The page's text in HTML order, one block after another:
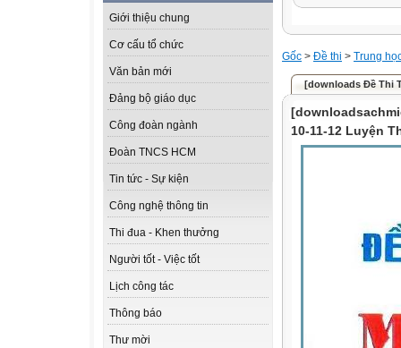
Giới thiệu chung
Cơ cấu tổ chức
Văn bản mới
Đảng bộ giáo dục
Công đoàn ngành
Đoàn TNCS HCM
Tin tức - Sự kiện
Công nghệ thông tin
Thi đua - Khen thưởng
Người tốt - Việc tốt
Lịch công tác
Thông báo
Thư mời
Gốc > Đề thi > Trung
[downloads Đề Thi
10-11-12 Luyện